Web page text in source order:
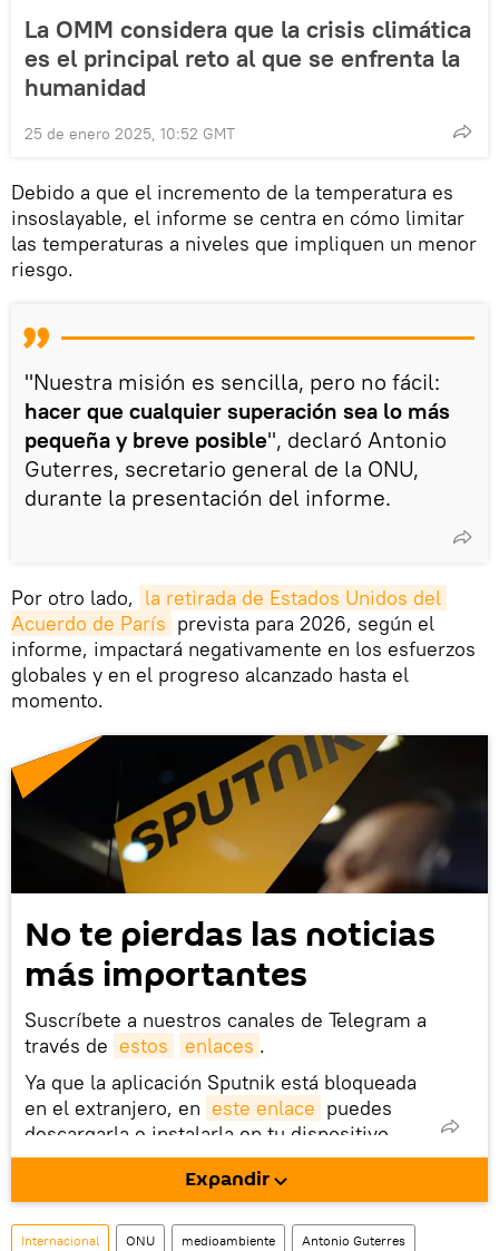
La OMM considera que la crisis climática
es el principal reto al que se enfrenta la
humanidad
25 de enero 2025, 10:52 GMT
Debido a que el incremento de la temperatura es
insoslayable, el informe se centra en cómo limitar
las temperaturas a niveles que impliquen un menor
riesgo.
"Nuestra misión es sencilla, pero no fácil:
hacer que cualquier superación sea lo más
pequeña y breve posible", declaró Antonio
Guterres, secretario general de la ONU,
durante la presentación del informe.
Por otro lado, la retirada de Estados Unidos del
Acuerdo de París prevista para 2026, según el
informe, impactará negativamente en los esfuerzos
globales y en el progreso alcanzado hasta el
momento.
No te pierdas las noticias
más importantes
Suscríbete a nuestros canales de Telegram a
través de estos enlaces .
Ya que la aplicación Sputnik está bloqueada
en el extranjero, en este enlace puedes
descargarla e instalarla en tu dispositivo
móvil (¡solo para Android!).
También tenemos una cuenta en la red
social rusa VK .
Expandir
Internacional ONU medioambiente Antonio Guterres